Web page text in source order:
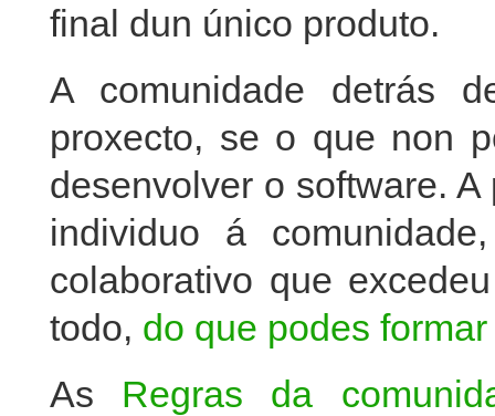
final dun único produto.
A comunidade detrás
proxecto, se o que non
desenvolver o software.
individuo á
colaborativo que
todo, do que podes
As Regras da